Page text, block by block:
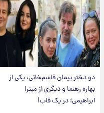
دو دختر پیمان قاسم‌خانی، یکی از
بهاره رهنما و دیگری از میترا
ابراهیمی؛ در یک قاب!